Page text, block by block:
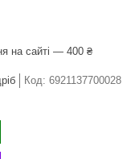
на сайті — 400 ₴
Код: 6921137700028